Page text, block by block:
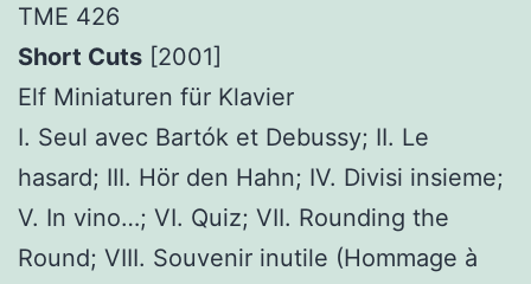
TME 426
Short Cuts [2001]
Elf Miniaturen für Klavier
I. Seul avec Bartók et Debussy; II. Le
hasard; III. Hör den Hahn; IV. Divisi insieme;
V. In vino…; VI. Quiz; VII. Rounding the
Round; VIII. Souvenir inutile (Hommage à